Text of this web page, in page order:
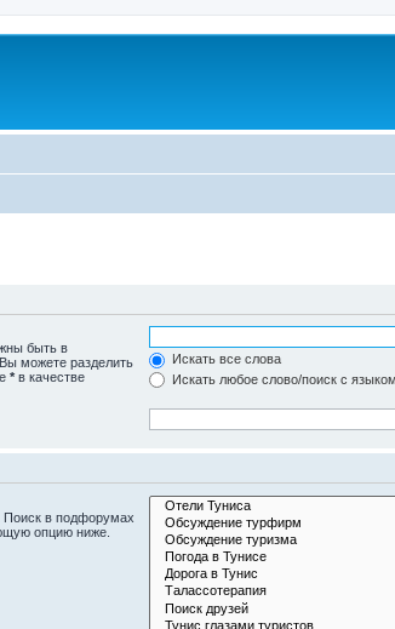
быть в
можете разделить
* в качестве
Искать все слова
Искать любое слово/поиск с
Поиск в подфорумах
опцию ниже.